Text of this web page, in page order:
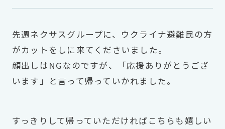
先週ネクサスグループに、ウクライナ避難民の方
がカットをしに来てくださいました。
顔出しはNGなのですが、「応援ありがとうござ
います」と言って帰っていかれました。
すっきりして帰っていただければこちらも嬉しい